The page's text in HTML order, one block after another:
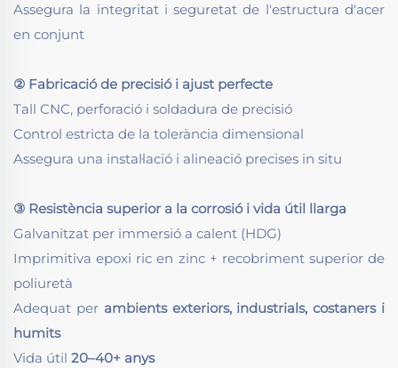
Assegura la integritat i seguretat de l'estructura d'acer
en conjunt
② Fabricació de precisió i ajust perfecte
Tall CNC, perforació i soldadura de precisió
Control estricta de la tolerància dimensional
Assegura una instal·lació i alineació precises in situ
③ Resistència superior a la corrosió i vida útil llarga
Galvanitzat per immersió a calent (HDG)
Imprimitiva epoxi ric en zinc + recobriment superior de
poliuretà
Adequat per ambients exteriors, industrials, costaners i
humits
Vida útil 20–40+ anys